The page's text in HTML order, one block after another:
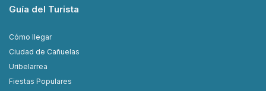
Guía del Turista
Cómo llegar
Ciudad de Cañuelas
Uribelarrea
Fiestas Populares